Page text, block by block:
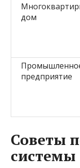
дом
предприятие
Советы
системы